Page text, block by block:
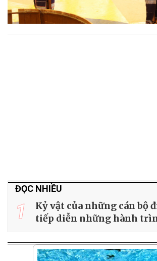
ĐỌC NHIỀU
1
Kỷ vật của những cán bộ
tiếp diễn những hành